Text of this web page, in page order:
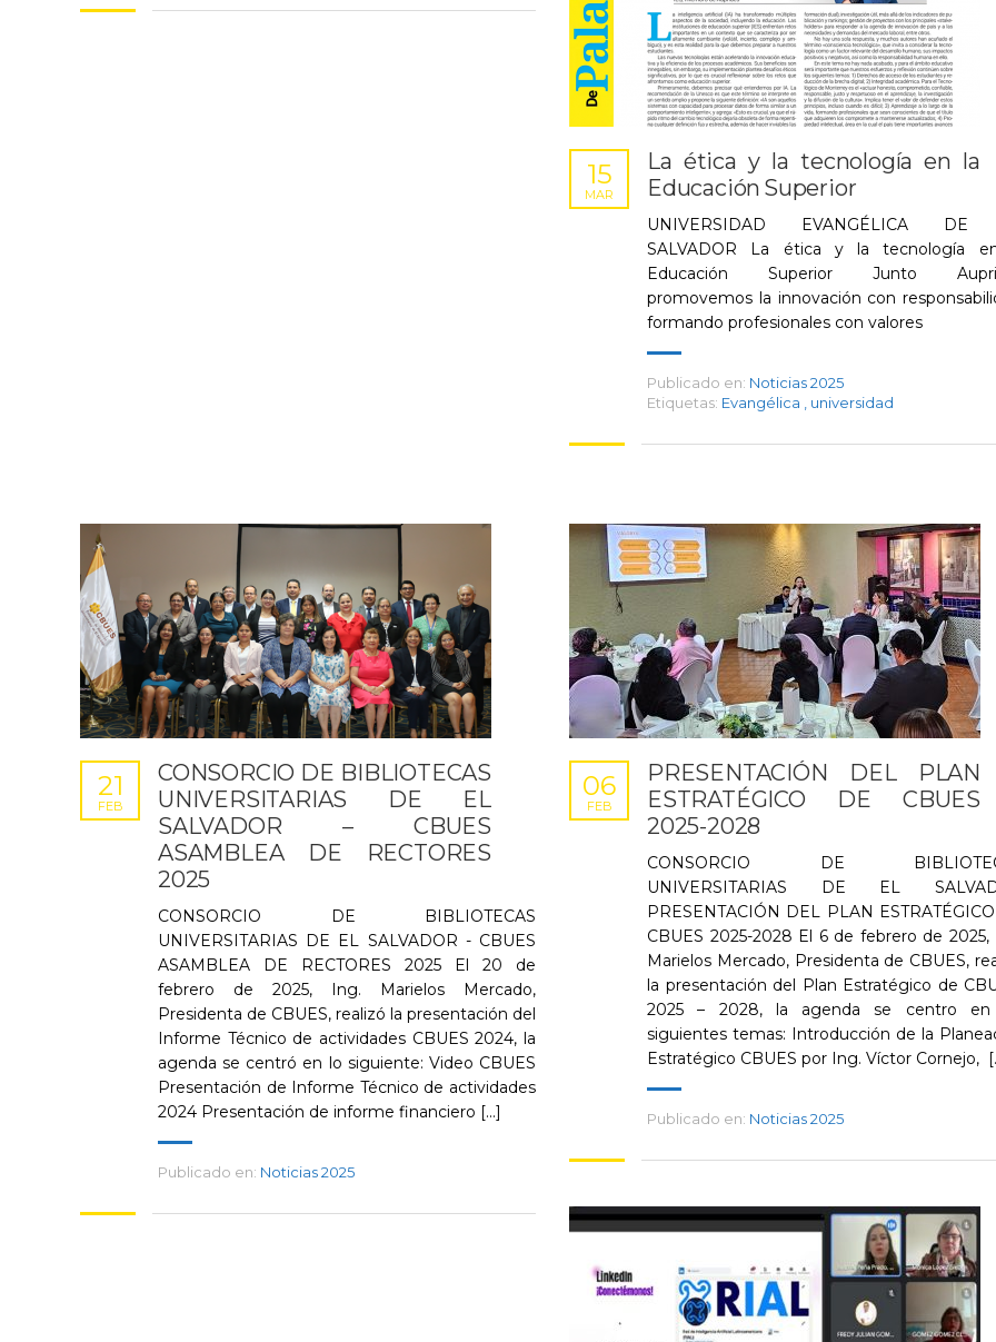
La ética y la tecnología en la
Educación Superior
15
MAR
UNIVERSIDAD EVANGÉLICA DE
SALVADOR La ética y la tecnología
Educación Superior Junto
promovemos la innovación con
formando profesionales con valores
Publicado en: Noticias 2025
Etiquetas: Evangélica universidad
CONSORCIO DE BIBLIOTECAS
UNIVERSITARIAS DE EL
SALVADOR – CBUES
ASAMBLEA DE RECTORES
2025
21
FEB
CONSORCIO DE BIBLIOTECAS
UNIVERSITARIAS DE EL SALVADOR - CBUES
ASAMBLEA DE RECTORES 2025 El 20 de
febrero de 2025, Ing. Marielos Mercado,
Presidenta de CBUES, realizó la presentación del
Informe Técnico de actividades CBUES 2024, la
agenda se centró en lo siguiente: Video CBUES
Presentación de Informe Técnico de actividades
2024 Presentación de informe financiero [...]
Publicado en: Noticias 2025
PRESENTACIÓN DEL PLAN
ESTRATÉGICO DE CBUES
2025-2028
06
FEB
CONSORCIO DE
UNIVERSITARIAS DE EL
PRESENTACIÓN DEL PLAN
CBUES 2025-2028 El 6 de febrero de 2025,
Marielos Mercado, Presidenta de CBUES,
la presentación del Plan Estratégico de
2025 – 2028, la agenda se centro en
siguientes temas: Introducción de la
Estratégico CBUES por Ing. Víctor Cornejo,
Publicado en: Noticias 2025